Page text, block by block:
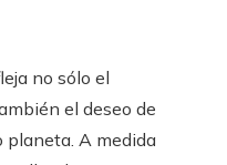
no sólo el
el deseo de
planeta. A medida